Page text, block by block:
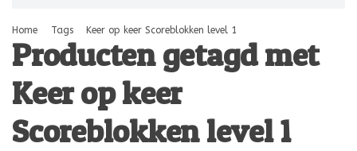
Home Tags Keer op keer Scoreblokken level 1
Producten getagd met
Keer op keer
Scoreblokken level 1